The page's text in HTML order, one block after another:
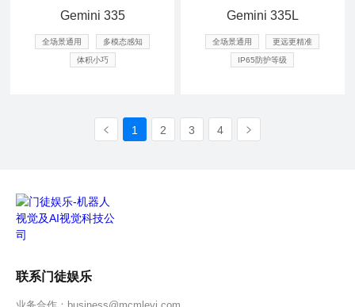
Gemini 335
查看详情
全场景通用 多模态感知
体积小巧
Gemini 335L
全场景通用 更远更精准
IP65防护等级
 1 2 3 4 
联系门徒娱乐